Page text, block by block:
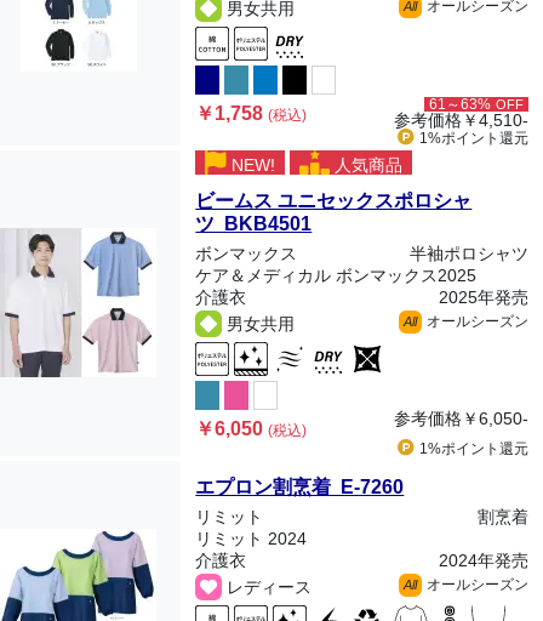
男女共用 All オールシーズン
￥1,758(税込)
61～63% OFF
参考価格￥4,510-
1%ポイント 還元
NEW! 人気商品
ビームス ユニセックスポロシャ
ツ BKB4501
ボンマックス
半袖ポロシャツ
ケア＆メディカル ボンマックス2025
介護衣
2025年発売
男女共用
All オールシーズン
￥6,050(税込)
参考価格￥6,050-
1%ポイント 還元
エプロン割烹着 E-7260
リミット
割烹着
リミット 2024
介護衣
2024年発売
レディース
All オールシーズン